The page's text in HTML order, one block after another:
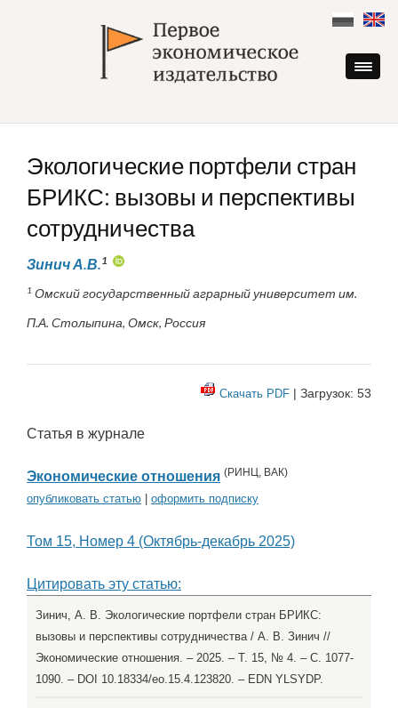
content
Экологические портфели стран
БРИКС: вызовы и перспективы
сотрудничества
Зинич А.В.1
1 Омский государственный аграрный университет им.
П.А. Столыпина, Омск, Россия
Скачать PDF | Загрузок: 53
Статья в журнале
Экономические отношения (РИНЦ, ВАК)
опубликовать статью оформить подписку
Том 15, Номер 4 (Октябрь-декабрь 2025)
Цитировать эту статью:
Зинич, А. В. Экологические портфели стран БРИКС:
вызовы и перспективы сотрудничества / А. В. Зинич //
Экономические отношения. – 2025. – Т. 15, № 4. – С. 1077-
1090. – DOI 10.18334/eo.15.4.123820. – EDN YLSYDP.